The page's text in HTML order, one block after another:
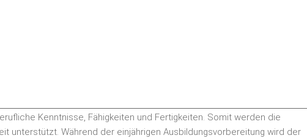
Kenntnisse, Fähigkeiten und Fertigkeiten. Somit werden die
unterstützt. Während der einjährigen Ausbildungsvorbereitung wird der